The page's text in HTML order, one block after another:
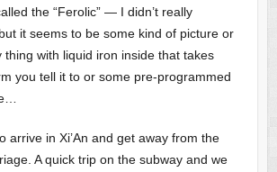
the “Ferolic” — I didn’t really
it seems to be some kind of picture or
thing with liquid iron inside that takes
you tell it to or some pre-programmed
arrive in Xi’An and get away from the
A quick trip on the subway and we